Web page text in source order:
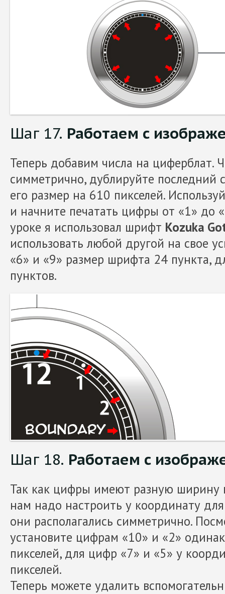
Шаг 17. Работаем с
Теперь добавим числа на циферблат.
симметрично, дублируйте последний
его размер на 610 пикселей.
и начните печатать цифры от «1» до
уроке я использовал шрифт Kozuka
использовать любой другой на свое
«6» и «9» размер шрифта 24 пункта,
пунктов.
Шаг 18. Работаем с
Так как цифры имеют разную ширину
нам надо настроить у координату
они располагались симметрично.
установите цифрам «10» и «2»
пикселей, для цифр «7» и «5» у
пикселей.
Теперь можете удалить